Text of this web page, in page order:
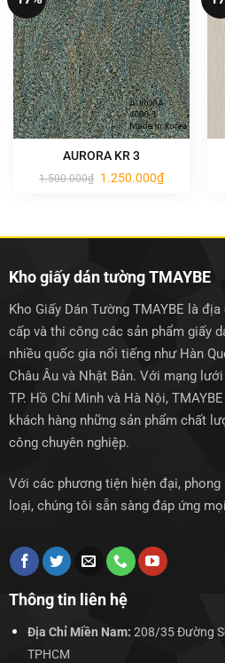
AURORA KR 3
1.500.000₫ Giá
gốc
1.250.000₫Giá
hiện
Kho giấy dán tường TMAYBE
Kho Giấy Dán Tường TMAYBE là
cấp và thi công các sản phẩm giấy
nhiều quốc gia nổi tiếng như Hàn
Châu Âu và Nhật Bản. Với mạng
TP. Hồ Chí Minh và Hà Nội,
khách hàng những sản phẩm chất
công chuyên nghiệp.
Với các phương tiện hiện đại, phong
loại, chúng tôi sẵn sàng đáp ứng
Thông tin liên hệ
Địa Chỉ Miền Nam: 208/35 Đường
TPHCM